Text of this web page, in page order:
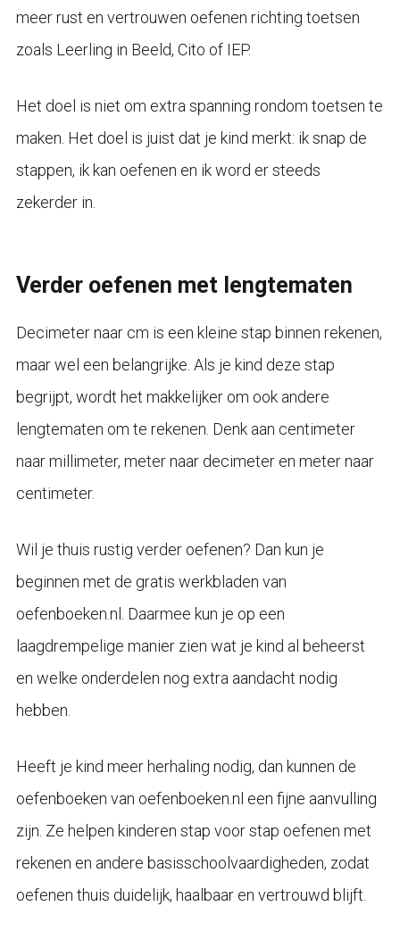
meer rust en vertrouwen oefenen richting toetsen
zoals Leerling in Beeld, Cito of IEP.
Het doel is niet om extra spanning rondom toetsen te
maken. Het doel is juist dat je kind merkt: ik snap de
stappen, ik kan oefenen en ik word er steeds
zekerder in.
Verder oefenen met lengtematen
Decimeter naar cm is een kleine stap binnen rekenen,
maar wel een belangrijke. Als je kind deze stap
begrijpt, wordt het makkelijker om ook andere
lengtematen om te rekenen. Denk aan centimeter
naar millimeter, meter naar decimeter en meter naar
centimeter.
Wil je thuis rustig verder oefenen? Dan kun je
beginnen met de gratis werkbladen van
oefenboeken.nl. Daarmee kun je op een
laagdrempelige manier zien wat je kind al beheerst
en welke onderdelen nog extra aandacht nodig
hebben.
Heeft je kind meer herhaling nodig, dan kunnen de
oefenboeken van oefenboeken.nl een fijne aanvulling
zijn. Ze helpen kinderen stap voor stap oefenen met
rekenen en andere basisschoolvaardigheden, zodat
oefenen thuis duidelijk, haalbaar en vertrouwd blijft.